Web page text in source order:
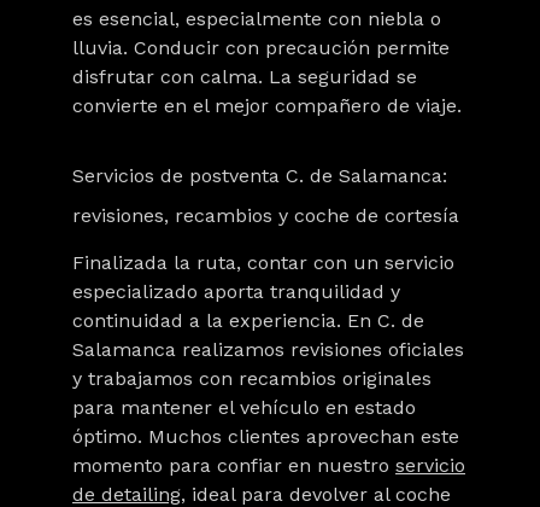
es esencial, especialmente con niebla o
lluvia. Conducir con precaución permite
disfrutar con calma. La seguridad se
convierte en el mejor compañero de viaje.
Servicios de postventa C. de Salamanca:
revisiones, recambios y coche de cortesía
Finalizada la ruta, contar con un servicio
especializado aporta tranquilidad y
continuidad a la experiencia. En C. de
Salamanca realizamos revisiones oficiales
y trabajamos con recambios originales
para mantener el vehículo en estado
óptimo. Muchos clientes aprovechan este
momento para confiar en nuestro servicio
de detailing, ideal para devolver al coche